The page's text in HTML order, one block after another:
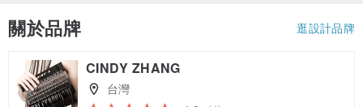
關於品牌 逛設計品牌
CINDY ZHANG
台灣